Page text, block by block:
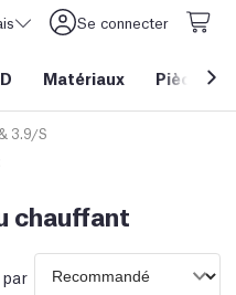
Se connecter
Matériaux Pièces&
3.9/S
chauffant